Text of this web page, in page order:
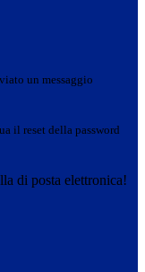
un messaggio
il reset della password
di posta elettronica!